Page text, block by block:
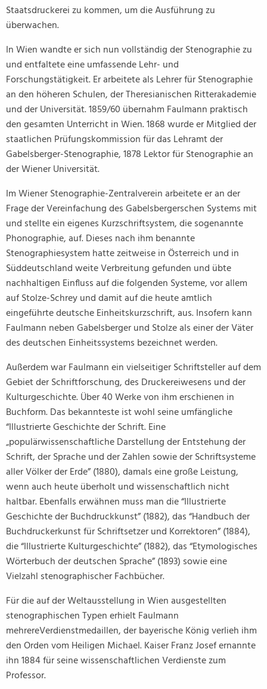
Staatsdruckerei zu kommen, um die Ausführung zu
überwachen.
In Wien wandte er sich nun vollständig der Stenographie zu
und entfaltete eine umfassende Lehr- und
Forschungstätigkeit. Er arbeitete als Lehrer für Stenographie
an den höheren Schulen, der Theresianischen Ritterakademie
und der Universität. 1859/60 übernahm Faulmann praktisch
den gesamten Unterricht in Wien. 1868 wurde er Mitglied der
staatlichen Prüfungskommission für das Lehramt der
Gabelsberger-Stenographie, 1878 Lektor für Stenographie an
der Wiener Universität.
Im Wiener Stenographie-Zentralverein arbeitete er an der
Frage der Vereinfachung des Gabelsbergerschen Systems mit
und stellte ein eigenes Kurzschriftsystem, die sogenannte
Phonographie, auf. Dieses nach ihm benannte
Stenographiesystem hatte zeitweise in Österreich und in
Süddeutschland weite Verbreitung gefunden und übte
nachhaltigen Einfluss auf die folgenden Systeme, vor allem
auf Stolze-Schrey und damit auf die heute amtlich
eingeführte deutsche Einheitskurzschrift, aus. Insofern kann
Faulmann neben Gabelsberger und Stolze als einer der Väter
des deutschen Einheitssystems bezeichnet werden.
Außerdem war Faulmann ein vielseitiger Schriftsteller auf dem
Gebiet der Schriftforschung, des Druckereiwesens und der
Kulturgeschichte. Über 40 Werke von ihm erschienen in
Buchform. Das bekannteste ist wohl seine umfängliche
“Illustrierte Geschichte der Schrift. Eine
„populärwissenschaftliche Darstellung der Entstehung der
Schrift, der Sprache und der Zahlen sowie der Schriftsysteme
aller Völker der Erde” (1880), damals eine große Leistung,
wenn auch heute überholt und wissenschaftlich nicht
haltbar. Ebenfalls erwähnen muss man die “Illustrierte
Geschichte der Buchdruckkunst” (1882), das “Handbuch der
Buchdruckerkunst für Schriftsetzer und Korrektoren” (1884),
die “Illustrierte Kulturgeschichte” (1882), das “Etymologisches
Wörterbuch der deutschen Sprache” (1893) sowie eine
Vielzahl stenographischer Fachbücher.
Für die auf der Weltausstellung in Wien ausgestellten
stenographischen Typen erhielt Faulmann
mehrereVerdienstmedaillen, der bayerische König verlieh ihm
den Orden vom Heiligen Michael. Kaiser Franz Josef ernannte
ihn 1884 für seine wissenschaftlichen Verdienste zum
Professor.